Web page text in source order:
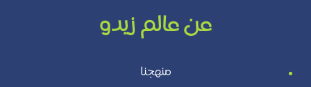
عن عالم زيدو
منهجنا